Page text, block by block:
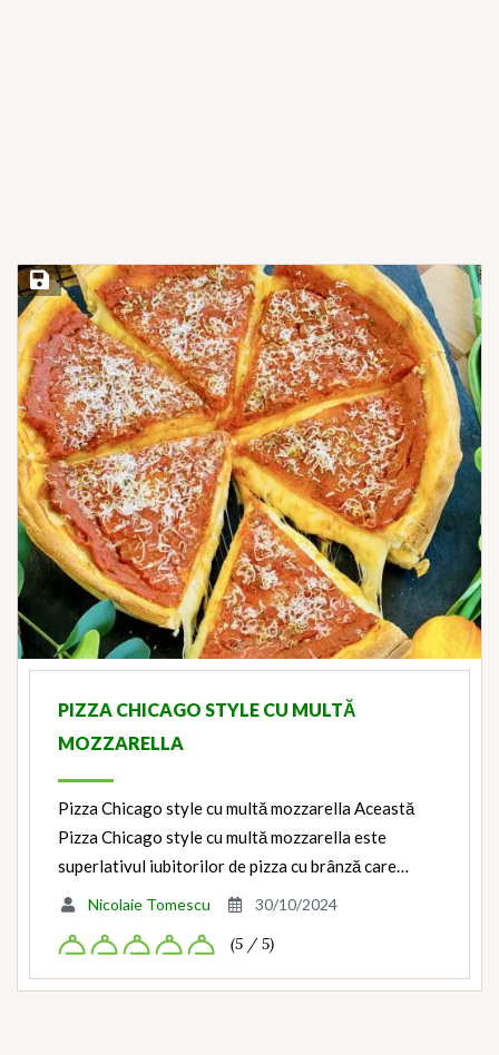
Save Recipe
PIZZA CHICAGO STYLE CU MULTĂ
MOZZARELLA
Pizza Chicago style cu multă mozzarella Această
Pizza Chicago style cu multă mozzarella este
superlativul iubitorilor de pizza cu brânză care…
Nicolaie Tomescu 30/10/2024
(5 / 5)